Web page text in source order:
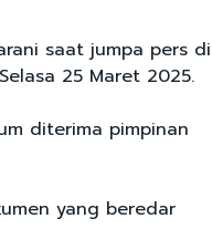
saat jumpa pers di
25 Maret 2025.
diterima pimpinan
yang beredar